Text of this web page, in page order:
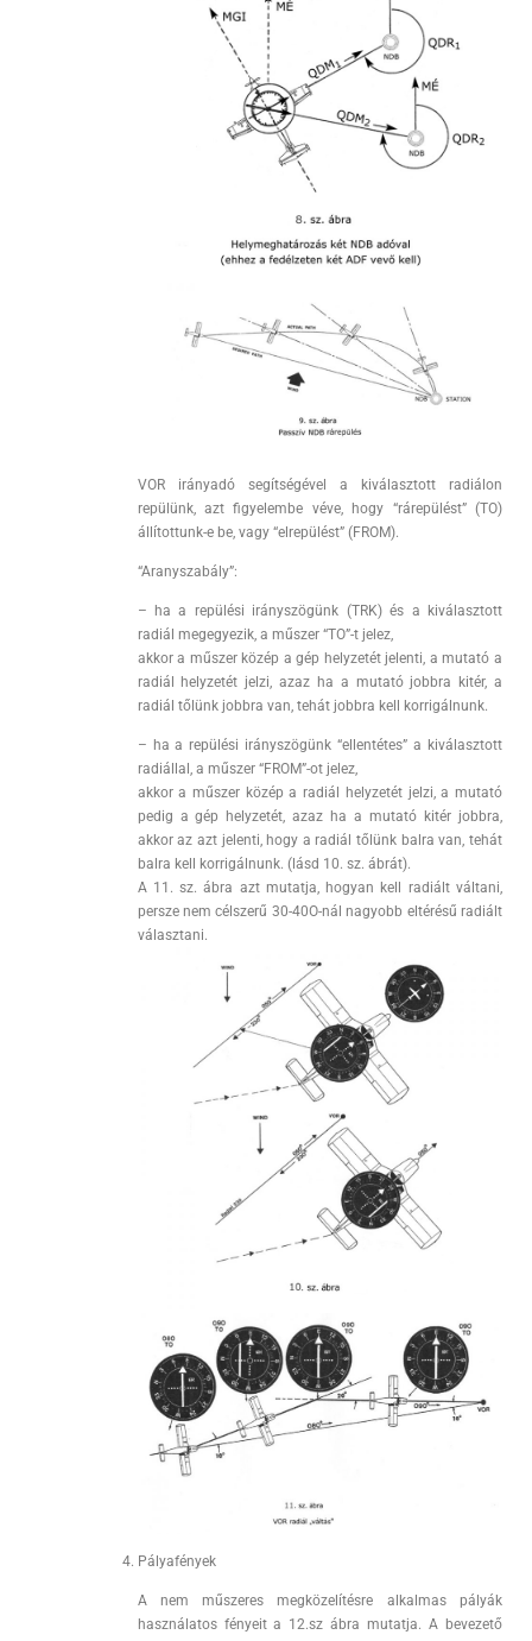
VOR irányadó segítségével a kiválasztott radiálon
repülünk, azt figyelembe véve, hogy “rárepülést” (TO)
állítottunk-e be, vagy “elrepülést” (FROM).
“Aranyszabály”:
– ha a repülési irányszögünk (TRK) és a kiválasztott
radiál megegyezik, a műszer “TO”-t jelez,
akkor a műszer közép a gép helyzetét jelenti, a mutató a
radiál helyzetét jelzi, azaz ha a mutató jobbra kitér, a
radiál tőlünk jobbra van, tehát jobbra kell korrigálnunk.
– ha a repülési irányszögünk “ellentétes” a kiválasztott
radiállal, a műszer “FROM”-ot jelez,
akkor a műszer közép a radiál helyzetét jelzi, a mutató
pedig a gép helyzetét, azaz ha a mutató kitér jobbra,
akkor az azt jelenti, hogy a radiál tőlünk balra van, tehát
balra kell korrigálnunk. (lásd 10. sz. ábrát).
A 11. sz. ábra azt mutatja, hogyan kell radiált váltani,
persze nem célszerű 30-40O-nál nagyobb eltérésű radiált
választani.
Pályafények
A nem műszeres megközelítésre alkalmas pályák
használatos fényeit a 12.sz ábra mutatja. A bevezető